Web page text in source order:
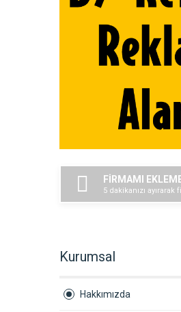
FİRMAMI
5 dakikanızı ayırarak
Kurumsal
Hakkımızda